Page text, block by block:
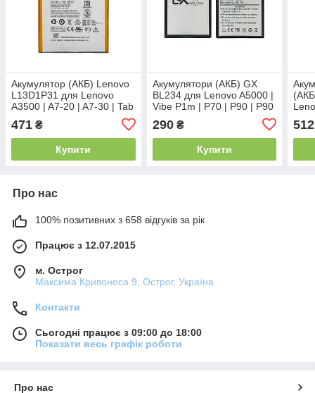
Акумулятор (АКБ) Lenovo
L13D1P31 для Lenovo
A3500 | A7-20 | A7-30 | Tab
3550mAh)
471 ₴
Купити
Акумулятори (АКБ) GX
BL234 для Lenovo A5000 |
Vibe P1m | P70 | P90 | P90
290₴
Купити
512
Про нас
100% позитивних з 658 відгуків за рік
Працює з 12.07.2015
м. Острог
Максима Кривоноса 9, Острог, Україна
Контакти
Сьогодні працює з 09:00 до 18:00
Показати весь графік роботи
Про нас